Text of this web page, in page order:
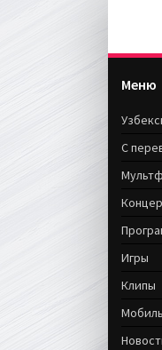
Меню
С
Игры
Клипы